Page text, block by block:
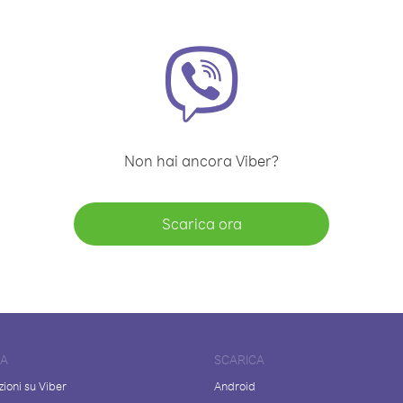
Non hai ancora Viber?
Scarica ora
su Viber
SCARICA
Android